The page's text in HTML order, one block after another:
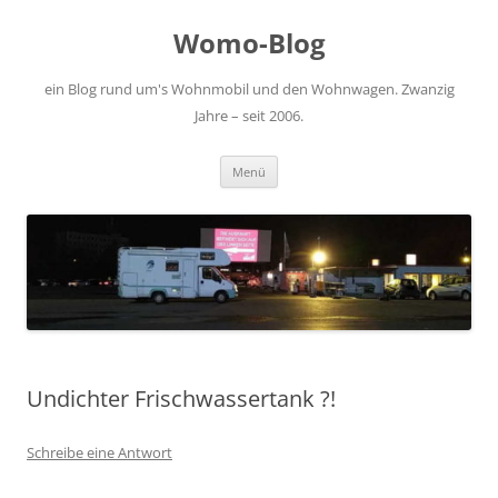
Womo-Blog
ein Blog rund um's Wohnmobil und den Wohnwagen. Zwanzig
Jahre – seit 2006.
Menü
Undichter Frischwassertank ?!
Schreibe eine Antwort